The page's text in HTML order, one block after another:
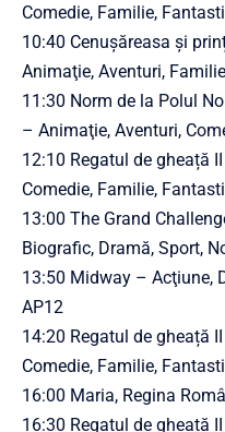
Comedie, Familie,
10:40 Cenușăreasa și
Animaţie, Aventuri,
11:30 Norm de la Polul
– Animaţie, Aventuri,
12:10 Regatul de gheață
Comedie, Familie,
13:00 The Grand
Biografic, Dramă, Sport,
13:50 Midway – Acţiune,
AP12
14:20 Regatul de gheață
Comedie, Familie,
16:00 Maria, Regina
16:30 Regatul de gheață